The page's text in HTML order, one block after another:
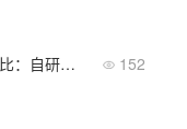
企业自建聊天软件方案对比：自研、开源、采购成品 152